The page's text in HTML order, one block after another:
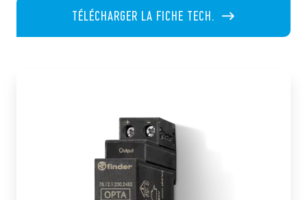
TÉLÉCHARGER LA FICHE TECH.